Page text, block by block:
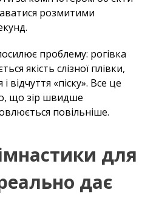
розмитими
проблему: рогівка
якість слізної плівки,
відчуття «піску». Все це
що зір швидше
повільніше.
для
дає